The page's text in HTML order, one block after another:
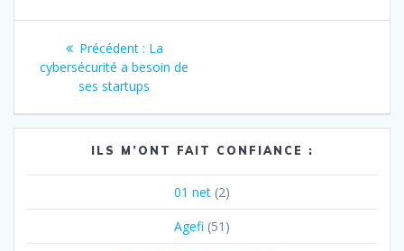
Navigation
de
l’article
Précédent : Article
précédent
:
La
cybersécurité a besoin de
ses startups
ILS M’ONT FAIT CONFIANCE :
01 net (2)
Agefi (51)